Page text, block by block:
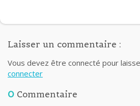
Laisser un commentaire :
Vous devez être connecté pour
connecter
0 Commentaire